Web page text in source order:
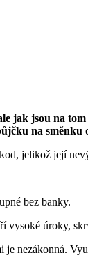
jak jsou na
na
jelikož její
bez banky.
vysoké úroky,
je nezákonná.